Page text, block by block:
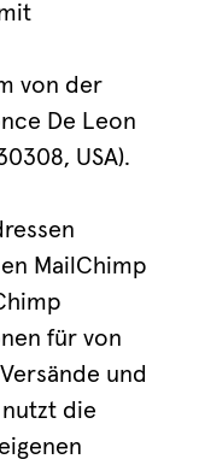
von der
De Leon
USA).
MailChimp
für von
und
die